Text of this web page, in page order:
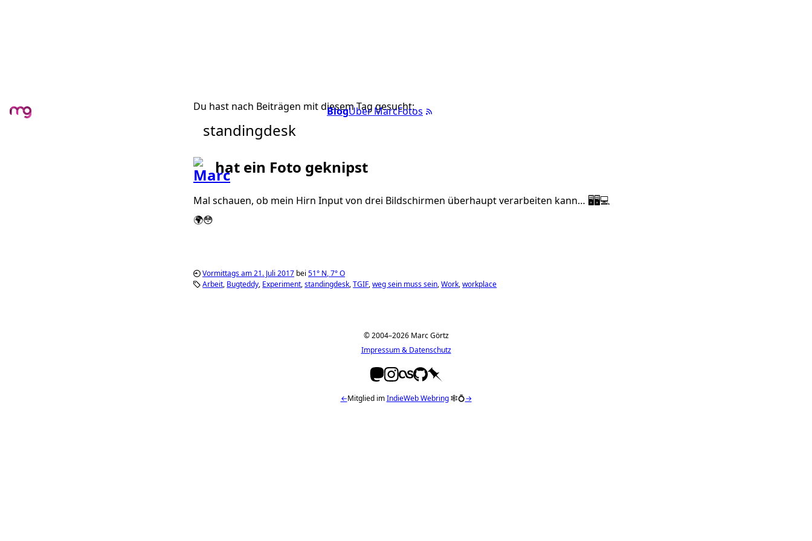
BlogÜber MarcFotos
Du hast nach Beiträgen mit diesem Tag gesucht:
standingdesk
hat ein Foto geknipst
Mal schauen, ob mein Hirn Input von drei Bildschirmen überhaupt verarbeiten kann… 🖥🖥💻
🌍😳
Vormittags am 21. Juli 2017 bei 51° N,7°O
Arbeit Bugteddy Experiment standingdesk TGIF weg sein muss sein Work workplace
© 2004–2026 Marc Görtz
Impressum & Datenschutz
←Mitglied imIndieWeb Webring🕸💍→